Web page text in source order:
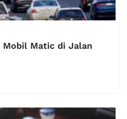
Mobil Matic di Jalan